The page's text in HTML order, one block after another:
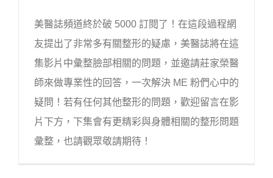
美醫誌頻道終於破 5000 訂閱了！在這段過程網
友提出了非常多有關整形的疑慮，美醫誌將在這
集影片中彙整臉部相關的問題，並邀請莊家榮醫
師來做專業性的回答，一次解決 ME 粉們心中的
疑問！若有任何其他整形的問題，歡迎留言在影
片下方，下集會有更精彩與身體相關的整形問題
彙整，也請觀眾敬請期待！